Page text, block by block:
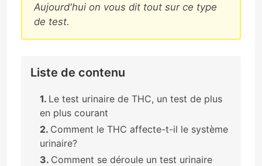
Aujourd'hui on vous dit tout sur ce type
de test.
Liste de contenu
Le test urinaire de THC, un test de plus
en plus courant
Comment le THC affecte-t-il le système
urinaire?
Comment se déroule un test urinaire